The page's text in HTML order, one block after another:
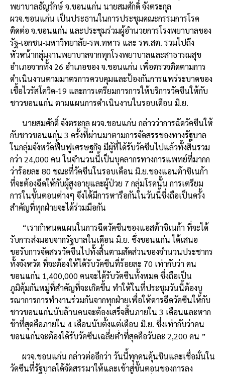
พยาบาลธัญรักษ์ จ.ขอนแก่น นายสมศักดิ์ จังตระกุล
ผวจ.ขอนแก่น เป็นประธานในการประชุมคณะกรรมการโรค
ติดต่อ จ.ขอนแก่น และประชุมร่วมผู้อำนวยการโรงพยาบาลของ
รัฐ-เอกชน-มหาวิทยาลัย-รพ.ทหาร และ รพ.สต. รวมไปถึง
หัวหน้ากลุ่มงานพยาบาลจากทุกโรงพยาบาลและสาธารณสุข
อำเภอจากทั้ง 26 อำเภอของ จ.ขอนแก่น เพื่อตรวจติดตามการ
ดำเนินงานตามมาตรการควบคุมและป้องกันการแพร่ระบาดของ
เชื้อไวรัสโควิด-19 และการเตรียมการการให้บริการวัคซีนให้กับ
ชาวขอนแก่น ตามแผนการดำเนินงานในรอบเดือน มิ.ย.
นายสมศักดิ์ จังตระกุล ผวจ.ขอนแก่น กล่าวว่าการฉัดวัคซีนให้
กับชาวขอนแก่น 3 ครั้งที่ผ่านมาตามการจัดสรรของทางรัฐบาล
ในกลุ่มจังหวัดฟื้นฟูเศรษฐกิจ มีผู้ที่ได้รับวัคซีนไปแล้วทั้งสิ้นรวม
กว่า 24,000 คน ในจำนวนนี้เป็นบุคลากรทางการแพทย์ที่มากก
ว่าร้อยละ 80 ขณะที่วัคซีนในรอบเดือน มิ.ย.ของแอนต้าซิเนก้า
ที่จะต้องฉีดให้กับผู้สูงอายุและผู้ป่วย 7 กลุ่มโรคนั้น การเตรียม
การในขั้นตอนต่างๆ จึงได้มีการหารือกันในวันนี้ซึ่งถือเป็นครั้ง
สำคัญที่ทุกฝ่ายจะได้ร่วมมือกัน
“เรากำหนดแผนในการฉีดวัคซีนของแอสต้าซิเนก้า ที่จะได้
รับการส่งมอบจากรัฐบาลในเดือน มิ.ย. ซึ่งขอนแก่น ได้เสนอ
ขอรับการจัดสรรวัคซีนไปทั้งสิ้นตามสัดส่วนของจำนวนประชากร
ทั้งจังหวัด ที่จะต้องให้ได้รับวัคซีนที่ร้อยละ 70 เท่ากับว่า คน
ขอนแก่น 1,400,000 คนจะได้รับวัคซีนทั้งหมด ซึ่งถือเป็น
ภูมิคุ้มกันหมู่ที่สำคัญที่จะเกิดขึ้น ทำให้ในที่ประชุมวันนี้ต้องบู
รณาการการทำงานร่วมกันจากทุกฝ่ายเพื่อให้ดารฉีดวัคซีนให้กับ
ชาวขอนแก่นนับล้านคนจะต้องเสร็จสิ้นภายใน 3 เดือนและหาก
ช้าที่สุดคือภายใน 4 เดือนนับตั้งแต่เดือน มิ.ย. ซึ่งเท่ากับว่าคน
ขอนแก่นจะต้องได้รับวัคซีนเฉลี่ยต่ำที่สุดคือวันละ 2,200 คน ”
ผวจ.ขอนแก่น กล่าวต่ออีกว่า วันนี้ทุกคนคุ้นชินและเชื่อมั่นใน
วัคซีนที่รัฐบาลได้จัดสรรมาให้และเข้าสู่ขั้นตอนของการลง